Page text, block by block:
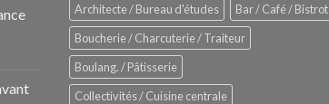
Architecte / Bureau d'études
Bar / Café / Bistrot
Boucherie / Charcuterie / Traiteur
Boulang. / Pâtisserie
Collectivités / Cuisine centrale